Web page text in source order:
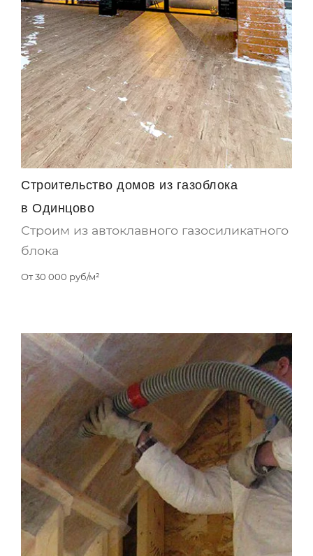
Строительство домов из газоблока
в Одинцово
Строим из автоклавного газосиликатного
блока
От30 000 руб/м²